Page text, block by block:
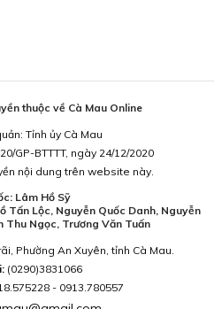
thuộc về Cà Mau Online
Tỉnh ủy Cà Mau
GP-BTTTT, ngày 24/12/2020
nội dung trên website này.
Lâm Hồ Sỹ
Tấn Lộc, Nguyễn Quốc Danh, Nguyễn
Thu Ngọc, Trương Văn Tuấn
Phường An Xuyên, tỉnh Cà Mau.
(0290)3831066
- 0913.780557